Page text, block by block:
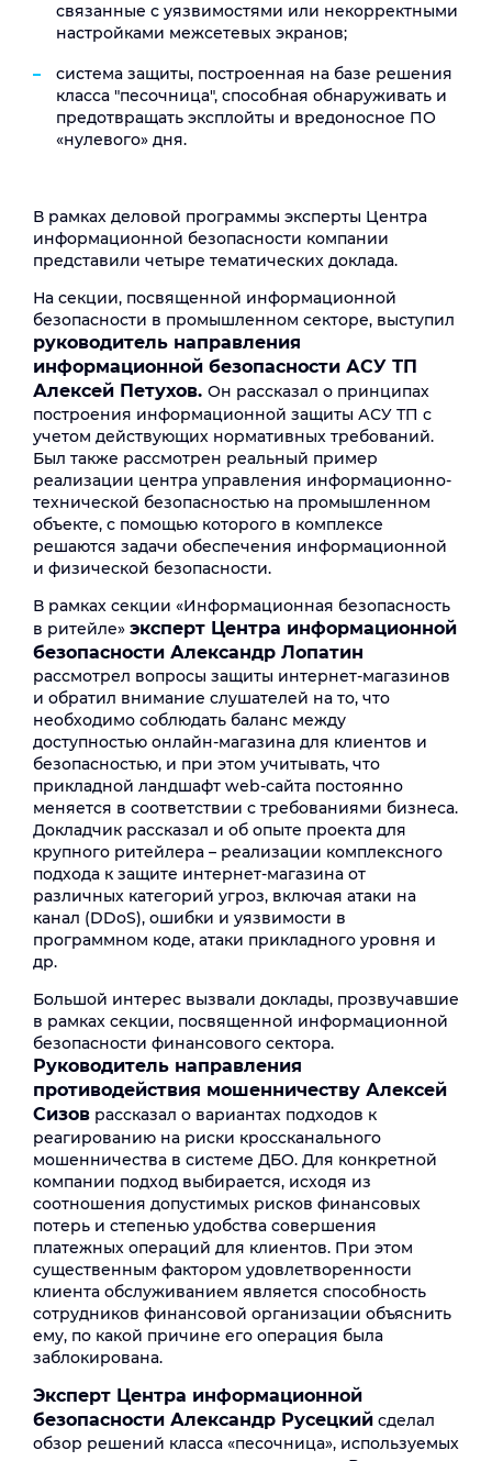
связанные с уязвимостями или некорректными
настройками межсетевых экранов;
система защиты, построенная на базе решения
класса "песочница", способная обнаруживать и
предотвращать эксплойты и вредоносное ПО
«нулевого» дня.
В рамках деловой программы эксперты Центра
информационной безопасности компании
представили четыре тематических доклада.
На секции, посвященной информационной
безопасности в промышленном секторе, выступил
руководитель направления
информационной безопасности АСУ ТП
Алексей Петухов. Он рассказал о принципах
построения информационной защиты АСУ ТП с
учетом действующих нормативных требований.
Был также рассмотрен реальный пример
реализации центра управления информационно-
технической безопасностью на промышленном
объекте, с помощью которого в комплексе
решаются задачи обеспечения информационной
и физической безопасности.
В рамках секции «Информационная безопасность
в ритейле» эксперт Центра информационной
безопасности Александр Лопатин
рассмотрел вопросы защиты интернет-магазинов
и обратил внимание слушателей на то, что
необходимо соблюдать баланс между
доступностью онлайн-магазина для клиентов и
безопасностью, и при этом учитывать, что
прикладной ландшафт web-сайта постоянно
меняется в соответствии с требованиями бизнеса.
Докладчик рассказал и об опыте проекта для
крупного ритейлера – реализации комплексного
подхода к защите интернет-магазина от
различных категорий угроз, включая атаки на
канал (DDoS), ошибки и уязвимости в
программном коде, атаки прикладного уровня и
др.
Большой интерес вызвали доклады, прозвучавшие
в рамках секции, посвященной информационной
безопасности финансового сектора.
Руководитель направления
противодействия мошенничеству Алексей
Сизов рассказал о вариантах подходов к
реагированию на риски кроссканального
мошенничества в системе ДБО. Для конкретной
компании подход выбирается, исходя из
соотношения допустимых рисков финансовых
потерь и степенью удобства совершения
платежных операций для клиентов. При этом
существенным фактором удовлетворенности
клиента обслуживанием является способность
сотрудников финансовой организации объяснить
ему, по какой причине его операция была
заблокирована.
Эксперт Центра информационной
безопасности Александр Русецкий сделал
обзор решений класса «песочница», используемых